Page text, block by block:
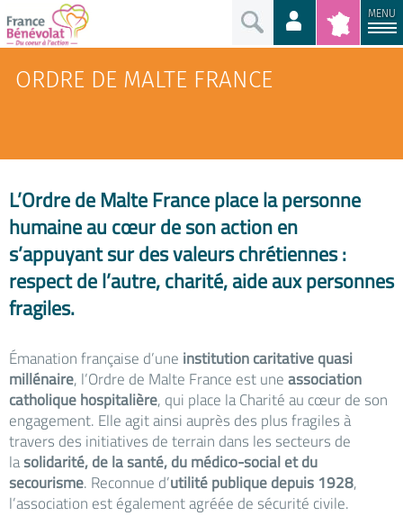
MENU
ORDRE DE MALTE FRANCE
L’Ordre de Malte France place la personne
humaine au cœur de son action en
s’appuyant sur des valeurs chrétiennes :
respect de l’autre, charité, aide aux personnes
fragiles.
Émanation française d’une institution caritative quasi
millénaire, l’Ordre de Malte France est uneassociation
catholique hospitalière, qui place la Charité au cœur de son
engagement. Elle agit ainsi auprès des plus fragiles à
travers des initiatives de terrain dans les secteurs de
lasolidarité, de la santé, du médico-social et du
secourisme. Reconnue d’utilité publique depuis 1928,
l’association est également agréée de sécurité civile.